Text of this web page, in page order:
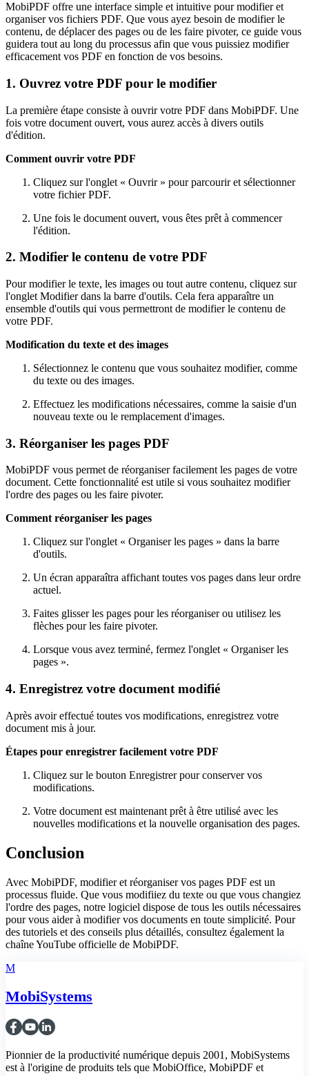
MobiPDF offre une interface simple et intuitive pour modifier et
organiser vos fichiers PDF. Que vous ayez besoin de modifier le
contenu, de déplacer des pages ou de les faire pivoter, ce guide vous
guidera tout au long du processus afin que vous puissiez modifier
efficacement vos PDF en fonction de vos besoins.
1. Ouvrez votre PDF pour le modifier
La première étape consiste à ouvrir votre PDF dans MobiPDF. Une
fois votre document ouvert, vous aurez accès à divers outils
d'édition.
Comment ouvrir votre PDF
Cliquez sur l'onglet « Ouvrir » pour parcourir et sélectionner
votre fichier PDF.
Une fois le document ouvert, vous êtes prêt à commencer
l'édition.
2. Modifier le contenu de votre PDF
Pour modifier le texte, les images ou tout autre contenu, cliquez sur
l'onglet Modifier dans la barre d'outils. Cela fera apparaître un
ensemble d'outils qui vous permettront de modifier le contenu de
votre PDF.
Modification du texte et des images
Sélectionnez le contenu que vous souhaitez modifier, comme
du texte ou des images.
Effectuez les modifications nécessaires, comme la saisie d'un
nouveau texte ou le remplacement d'images.
3. Réorganiser les pages PDF
MobiPDF vous permet de réorganiser facilement les pages de votre
document. Cette fonctionnalité est utile si vous souhaitez modifier
l'ordre des pages ou les faire pivoter.
Comment réorganiser les pages
Cliquez sur l'onglet « Organiser les pages » dans la barre
d'outils.
Un écran apparaîtra affichant toutes vos pages dans leur ordre
actuel.
Faites glisser les pages pour les réorganiser ou utilisez les
flèches pour les faire pivoter.
Lorsque vous avez terminé, fermez l'onglet « Organiser les
pages ».
4. Enregistrez votre document modifié
Après avoir effectué toutes vos modifications, enregistrez votre
document mis à jour.
Étapes pour enregistrer facilement votre PDF
Cliquez sur le bouton Enregistrer pour conserver vos
modifications.
Votre document est maintenant prêt à être utilisé avec les
nouvelles modifications et la nouvelle organisation des pages.
Conclusion
Avec MobiPDF, modifier et réorganiser vos pages PDF est un
processus fluide. Que vous modifiiez du texte ou que vous changiez
l'ordre des pages, notre logiciel dispose de tous les outils nécessaires
pour vous aider à modifier vos documents en toute simplicité. Pour
des tutoriels et des conseils plus détaillés, consultez également la
chaîne YouTube officielle de MobiPDF.
M
MobiSystems
Pionnier de la productivité numérique depuis 2001, MobiSystems
est à l'origine de produits tels que MobiOffice, MobiPDF et